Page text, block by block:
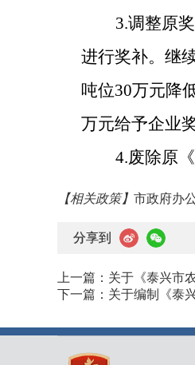
3.调整原
进行奖补。继
吨位30万元降
万元给予企业奖
4.废除原
分享到
上一篇： 关于《泰兴市
下一篇： 关于编制《泰
【相关政策】 市政府办